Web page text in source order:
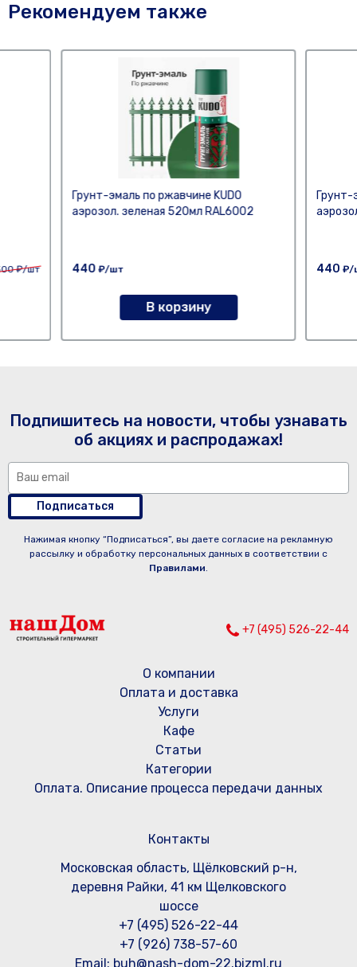
Рекомендуем также
₽/шт
Грунт-эмаль по ржавчине KUDO
аэрозол. зеленая 520мл RAL6002
440 ₽/шт
В корзину
Грунт-
440 ₽/
Подпишитесь на новости, чтобы узнавать
об акциях и распродажах!
Подписаться
Нажимая кнопку “Подписаться”, вы даете согласие на рекламную
рассылку и обработку персональных данных в соответствии с
Правилами.
+7 (495) 526-22-44
О компании
Оплата и доставка
Услуги
Кафе
Статьи
Категории
Оплата. Описание процесса передачи данных
Контакты
Московская область, Щёлковский р-н,
деревня Райки, 41 км Щелковского
шоссе
+7 (495) 526-22-44
+7 (926) 738-57-60
Email: buh@nash-dom-22.bizml.ru